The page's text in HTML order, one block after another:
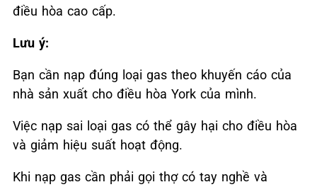
điều hòa cao cấp.
Lưu ý:
Bạn cần nạp đúng loại gas theo khuyến cáo của
nhà sản xuất cho điều hòa York của mình.
Việc nạp sai loại gas có thể gây hại cho điều hòa
và giảm hiệu suất hoạt động.
Khi nạp gas cần phải gọi thợ có tay nghề và